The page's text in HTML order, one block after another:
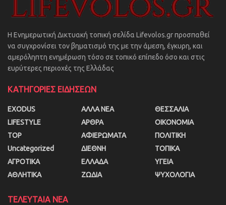
Η Ενημερωτική Δικτυακή τοπική σελίδα Lifevolos.gr προσπαθεί
να συγχρονίσει τον βηματισμό της με την άμεση, έγκυρη, και
αμερόληπτη ενημέρωση τόσο σε τοπικό επίπεδο όσο και στις
ευρύτερες περιοχές της Ελλάδας
ΚΑΤΗΓΟΡΙΕΣ ΕΙΔΗΣΕΩΝ
EXODUS
LIFESTYLE
TOP
Uncategorized
ΑΓΡΟΤΙΚΑ
ΑΘΛΗΤΙΚΑ
ΑΛΛΑ ΝΕΑ
ΑΡΘΡΑ
ΑΦΙΕΡΩΜΑΤΑ
ΔΙΕΘΝΗ
ΕΛΛΑΔΑ
ΖΩΔΙΑ
ΘΕΣΣΑΛΙΑ
ΟΙΚΟΝΟΜΙΑ
ΠΟΛΙΤΙΚΗ
ΤΟΠΙΚΑ
ΥΓΕΙΑ
ΨΥΧΟΛΟΓΙΑ
ΤΕΛΕΥΤΑΙΑ ΝΕΑ